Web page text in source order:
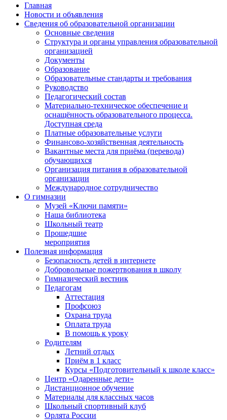
Главная
Новости и объявления
Сведения об образовательной­ организации
Основные сведения
Структура и органы управления образовательной
организацией
Документы
Образование
Образовательные стандарты и требования
Руководство
Педагогический состав
Материально-техническое обеспечение и
оснащённость образовательного процесса.
Доступная среда
Платные образовательные услуги
Финансово-хозяйственная деятельность
Вакантные места для приёма (перевода)
обучающихся
Организация питания в образовательной
организации
Международное сотрудничество
О гимназии
Музей «Ключи памяти»
Наша библиотека
Школьный театр
Прошедшие
мероприятия
Полезная информация
Безопасность детей в интернете
Добровольные пожертвования в школу
Гимназический вестник
Педагогам
Аттестация
Профсоюз
Охрана труда
Оплата труда
В помощь к уроку
Родителям
Летний отдых
Приём в 1 класс
Курсы «Подготовительный к школе класс»
Центр «Одаренные дети»
Дистанционное обучение
Материалы для классных часов
Школьный спортивный клуб
Орлята России